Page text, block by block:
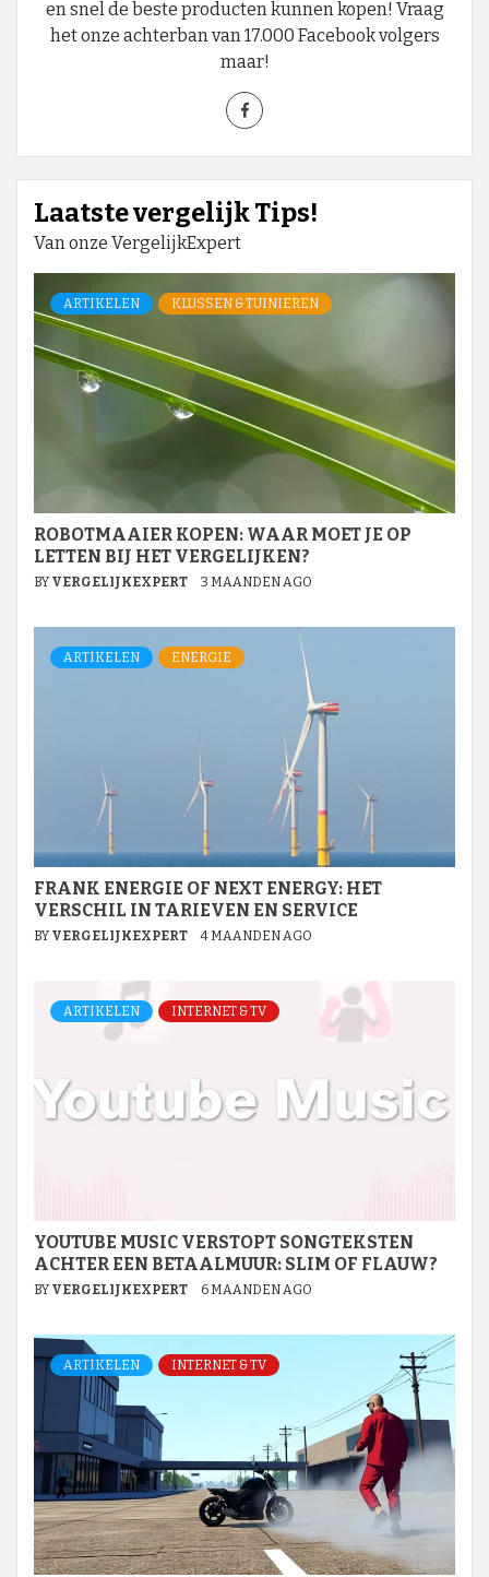
en snel de beste producten kunnen kopen! Vraag
het onze achterban van 17.000 Facebook volgers
maar!
Laatste vergelijk Tips!
Van onze VergelijkExpert
ARTIKELEN KLUSSEN & TUINIEREN
ROBOTMAAIER KOPEN: WAAR MOET JE OP
LETTEN BIJ HET VERGELIJKEN?
BY VERGELIJKEXPERT 3 MAANDEN AGO
ARTIKELEN ENERGIE
FRANK ENERGIE OF NEXT ENERGY: HET
VERSCHIL IN TARIEVEN EN SERVICE
BY VERGELIJKEXPERT 4 MAANDEN AGO
ARTIKELEN INTERNET & TV
YOUTUBE MUSIC VERSTOPT SONGTEKSTEN
ACHTER EEN BETAALMUUR: SLIM OF FLAUW?
BY VERGELIJKEXPERT 6 MAANDEN AGO
ARTIKELEN INTERNET & TV